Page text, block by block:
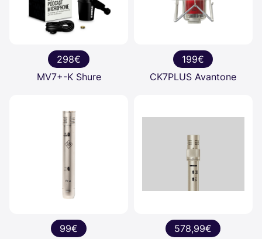
298€
MV7+-K Shure
199€
CK7PLUS Avantone
99€
578,99€